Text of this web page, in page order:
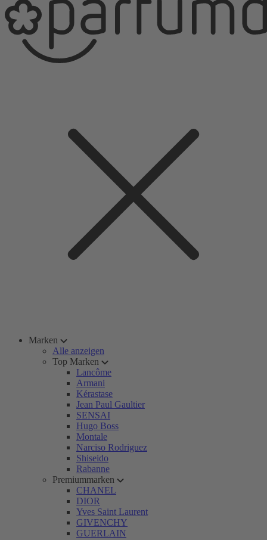
Marken
Alle anzeigen
Top Marken
Lancôme
Armani
Kérastase
Jean Paul Gaultier
SENSAI
Hugo Boss
Montale
Narciso Rodriguez
Shiseido
Rabanne
Premiummarken
CHANEL
DIOR
Yves Saint Laurent
GIVENCHY
GUERLAIN